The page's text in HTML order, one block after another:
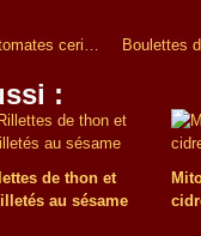
Sauté de veau aux olives et tomates cerises
:
de thon et
au sésame